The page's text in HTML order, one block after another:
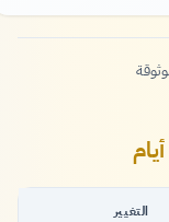
التغيير